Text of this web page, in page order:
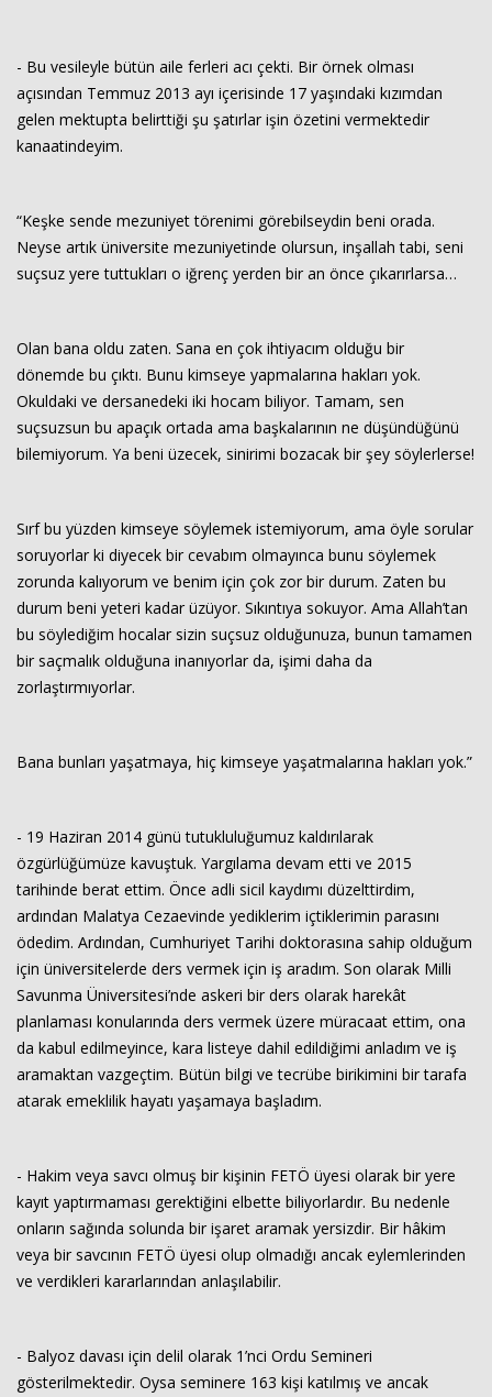
- Bu vesileyle bütün aile ferleri acı çekti. Bir örnek olması
açısından Temmuz 2013 ayı içerisinde 17 yaşındaki kızımdan
gelen mektupta belirttiği şu şatırlar işin özetini vermektedir
kanaatindeyim.
“Keşke sende mezuniyet törenimi görebilseydin beni orada.
Neyse artık üniversite mezuniyetinde olursun, inşallah tabi, seni
suçsuz yere tuttukları o iğrenç yerden bir an önce çıkarırlarsa…
Olan bana oldu zaten. Sana en çok ihtiyacım olduğu bir
dönemde bu çıktı. Bunu kimseye yapmalarına hakları yok.
Okuldaki ve dersanedeki iki hocam biliyor. Tamam, sen
suçsuzsun bu apaçık ortada ama başkalarının ne düşündüğünü
bilemiyorum. Ya beni üzecek, sinirimi bozacak bir şey söylerlerse!
Sırf bu yüzden kimseye söylemek istemiyorum, ama öyle sorular
soruyorlar ki diyecek bir cevabım olmayınca bunu söylemek
zorunda kalıyorum ve benim için çok zor bir durum. Zaten bu
durum beni yeteri kadar üzüyor. Sıkıntıya sokuyor. Ama Allah’tan
bu söylediğim hocalar sizin suçsuz olduğunuza, bunun tamamen
bir saçmalık olduğuna inanıyorlar da, işimi daha da
zorlaştırmıyorlar.
Bana bunları yaşatmaya, hiç kimseye yaşatmalarına hakları yok.”
- 19 Haziran 2014 günü tutukluluğumuz kaldırılarak
özgürlüğümüze kavuştuk. Yargılama devam etti ve 2015
tarihinde berat ettim. Önce adli sicil kaydımı düzelttirdim,
ardından Malatya Cezaevinde yediklerim içtiklerimin parasını
ödedim. Ardından, Cumhuriyet Tarihi doktorasına sahip olduğum
için üniversitelerde ders vermek için iş aradım. Son olarak Milli
Savunma Üniversitesi’nde askeri bir ders olarak harekât
planlaması konularında ders vermek üzere müracaat ettim, ona
da kabul edilmeyince, kara listeye dahil edildiğimi anladım ve iş
aramaktan vazgeçtim. Bütün bilgi ve tecrübe birikimini bir tarafa
atarak emeklilik hayatı yaşamaya başladım.
- Hakim veya savcı olmuş bir kişinin FETÖ üyesi olarak bir yere
kayıt yaptırmaması gerektiğini elbette biliyorlardır. Bu nedenle
onların sağında solunda bir işaret aramak yersizdir. Bir hâkim
veya bir savcının FETÖ üyesi olup olmadığı ancak eylemlerinden
ve verdikleri kararlarından anlaşılabilir.
- Balyoz davası için delil olarak 1’nci Ordu Semineri
gösterilmektedir. Oysa seminere 163 kişi katılmış ve ancak